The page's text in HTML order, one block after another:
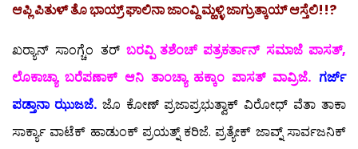
ಆಪ್ಲಿ ಪಿತುಳ್ ತೊ ಭಾಯ್ರ್ ಘಾಲಿನಾ ಜಾಂವ್ದಿ ಮ್ಹಳ್ಳಿ ಜಾಗ್ರುತ್ಕಾಯ್ ಆಸ್ತೆಲಿ!!?
ಖರ್‍ಯಾನ್ ಸಾಂಗ್ಚೆಂ ತರ್ ಬರವ್ಪಿ ತಶೆಂಚ್ ಪತ್ರಕರ್ತಾನ್ ಸಮಾಜೆ ಪಾಸತ್,
ಲೊಕಾಚ್ಯಾ ಬರೆಪಣಾಕ್ ಆನಿ ತಾಂಚ್ಯಾ ಹಕ್ಕಾಂ ಪಾಸತ್ ವಾವ್ರಿಜೆ. ಗರ್ಜ್
ಪಡ್ತಾನಾ ಝುಜಜೆ.ಜೊ ಕೋಣ್ ಪ್ರಜಾಪ್ರಭುತ್ವಾಕ್ ವಿರೋಧ್ ವೆತಾ ತಾಕಾ
ಸಾರ್ಕ್ಯಾ ವಾಟೆಕ್ ಹಾಡುಂಕ್ ಪ್ರಯತ್ನ್ ಕರಿಜೆ. ಪ್ರತ್ಯೇಕ್ ಜಾವ್ನ್ ಸಾರ್ವಜನಿಕ್